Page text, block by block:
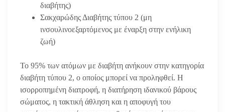
διαβήτης)
Σακχαρώδης Διαβήτης τύπου 2 (μη
ινσουλινοεξαρτόμενος με έναρξη στην ενήλικη
ζωή)
Το 95% των ατόμων με διαβήτη ανήκουν στην κατηγορία
διαβήτη τύπου 2, ο οποίος μπορεί να προληφθεί. Η
ισορροπημένη διατροφή, η διατήρηση ιδανικού βάρους
σώματος, η τακτική άθληση και η αποφυγή του